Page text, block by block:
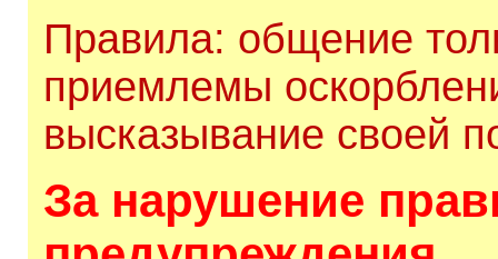
Правила: общение
приемлемы
высказывание своей
За нарушение